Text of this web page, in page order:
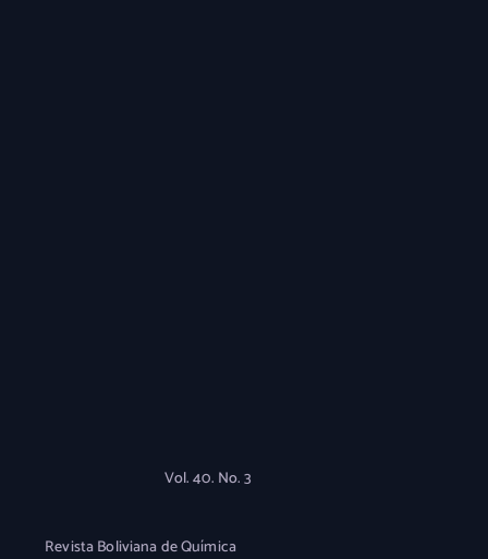
Vol. 40. No. 3
Revista Boliviana de Química